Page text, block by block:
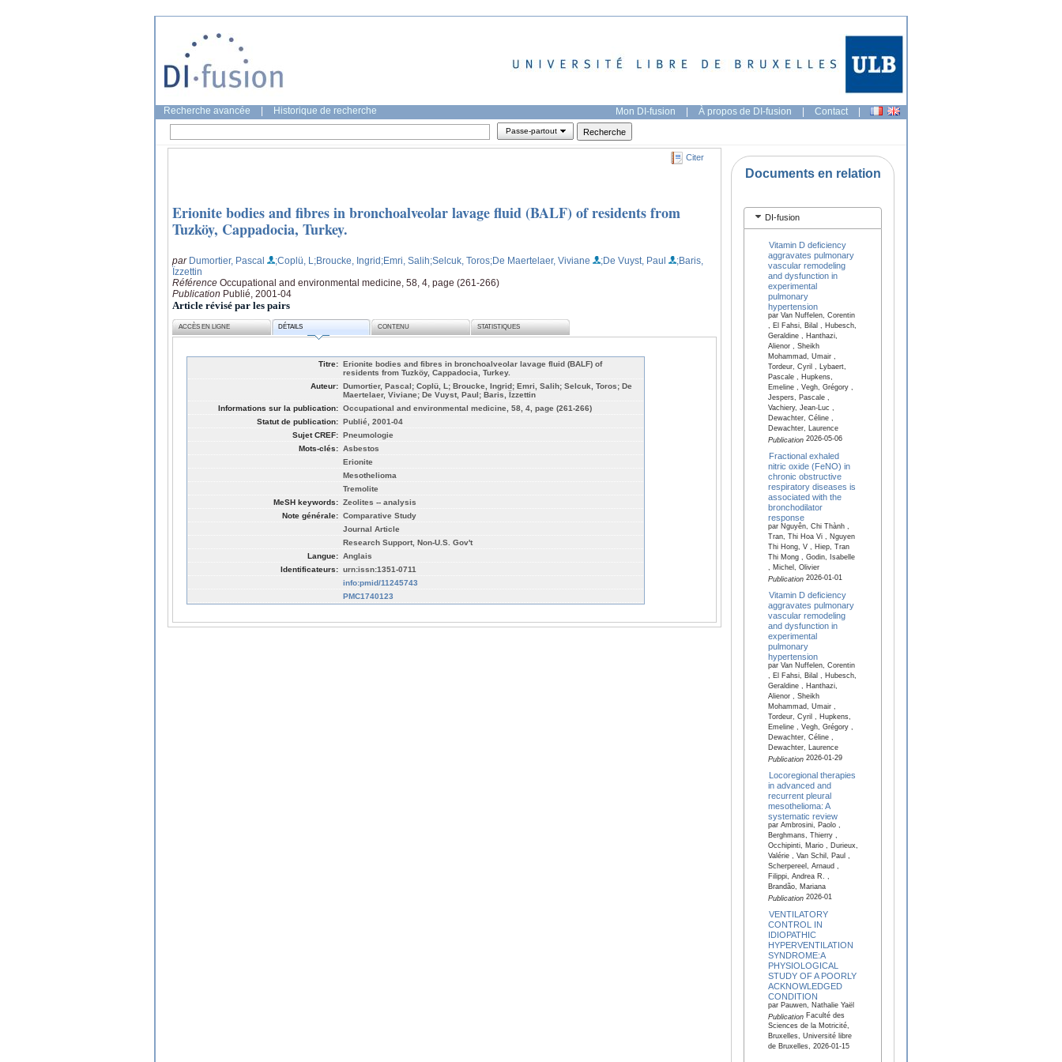
Recherche avancée Historique de recherche Mon DI-fusion | À propos de DI-fusion | Contact |
Passe-partout
Citer
Erionite bodies and fibres in bronchoalveolar lavage fluid (BALF) of residents from
Tuzköy, Cappadocia, Turkey.
par Dumortier, Pascal ;Coplü, L ;Broucke, Ingrid;Emri, Salih;Selcuk, Toros;De Maertelaer, Viviane ;De Vuyst, Paul
;Baris,
Ïzzettin
Référence Occupational and environmental medicine, 58, 4, page (261-266)
Publication Publié, 2001-04
Article révisé par les pairs
ACCÈS EN LIGNE DÉTAILS CONTENU STATISTIQUES
Titre: Erionite bodies and fibres in bronchoalveolar lavage fluid (BALF) of
residents from Tuzköy, Cappadocia, Turkey.
Auteur: Dumortier, Pascal; Coplü, L; Broucke, Ingrid; Emri, Salih; Selcuk, Toros; De
Maertelaer, Viviane; De Vuyst, Paul; Baris, Ïzzettin
Informations sur la publication: Occupational and environmental medicine, 58, 4, page (261-266)
Statut de publication: Publié, 2001-04
Sujet CREF: Pneumologie
Mots-clés: Asbestos
Erionite
Mesothelioma
Tremolite
MeSH keywords: Zeolites -- analysis
Note générale: Comparative Study
Journal Article
Research Support, Non-U.S. Gov't
Langue: Anglais
Identificateurs: urn:issn:1351-0711
info:pmid/11245743
PMC1740123
Documents en relation
DI-fusion
Vitamin D deficiency
aggravates pulmonary
vascular remodeling
and dysfunction in
experimental
pulmonary
hypertension
par Van Nuffelen, Corentin
, El Fahsi, Bilal , Hubesch,
Geraldine , Hanthazi,
Alienor , Sheikh
Mohammad, Umair ,
Tordeur, Cyril , Lybaert,
Pascale , Hupkens,
Emeline , Vegh, Grégory ,
Jespers, Pascale ,
Vachiery, Jean-Luc ,
Dewachter, Céline ,
Dewachter, Laurence
Publication2026-05-06
Fractional exhaled
nitric oxide (FeNO) in
chronic obstructive
respiratory diseases is
associated with the
bronchodilator
response
par Nguyên, Chi Thành ,
Tran, Thi Hoa Vi , Nguyen
Thi Hong, V , Hiep, Tran
Thi Mong , Godin, Isabelle
, Michel, Olivier
Publication2026-01-01
Vitamin D deficiency
aggravates pulmonary
vascular remodeling
and dysfunction in
experimental
pulmonary
hypertension
par Van Nuffelen, Corentin
, El Fahsi, Bilal , Hubesch,
Geraldine , Hanthazi,
Alienor , Sheikh
Mohammad, Umair ,
Tordeur, Cyril , Hupkens,
Emeline , Vegh, Grégory ,
Dewachter, Céline ,
Dewachter, Laurence
Publication2026-01-29
Locoregional therapies
in advanced and
recurrent pleural
mesothelioma: A
systematic review
par Ambrosini, Paolo ,
Berghmans, Thierry ,
Occhipinti, Mario , Durieux,
Valérie , Van Schil, Paul ,
Scherpereel, Arnaud ,
Filippi, Andrea R. ,
Brandão, Mariana
Publication2026-01
VENTILATORY
CONTROL IN
IDIOPATHIC
HYPERVENTILATION
SYNDROME:A
PHYSIOLOGICAL
STUDY OF A POORLY
ACKNOWLEDGED
CONDITION
par Pauwen, Nathalie Yaël
PublicationFaculté des
Sciences de la Motricité,
Bruxelles, Université libre
de Bruxelles, 2026-01-15